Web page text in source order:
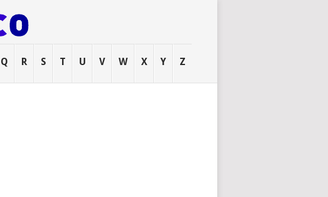
Q R S T U V W X Y Z